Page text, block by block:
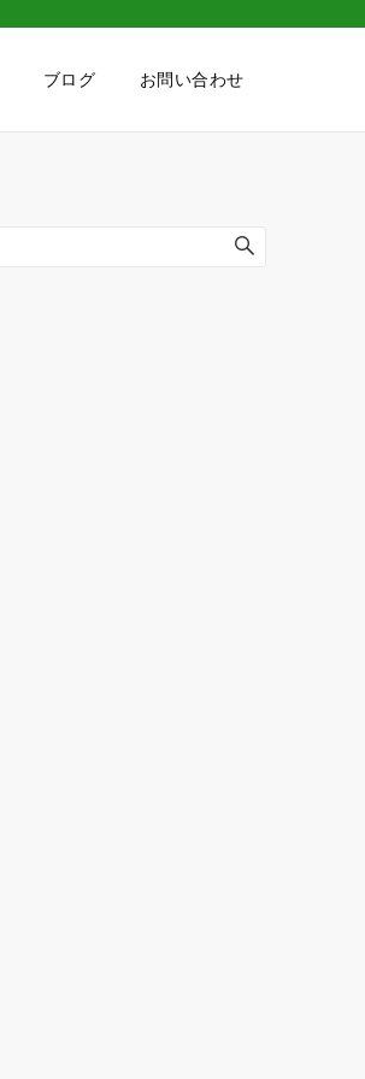
ブログ お問い合わせ